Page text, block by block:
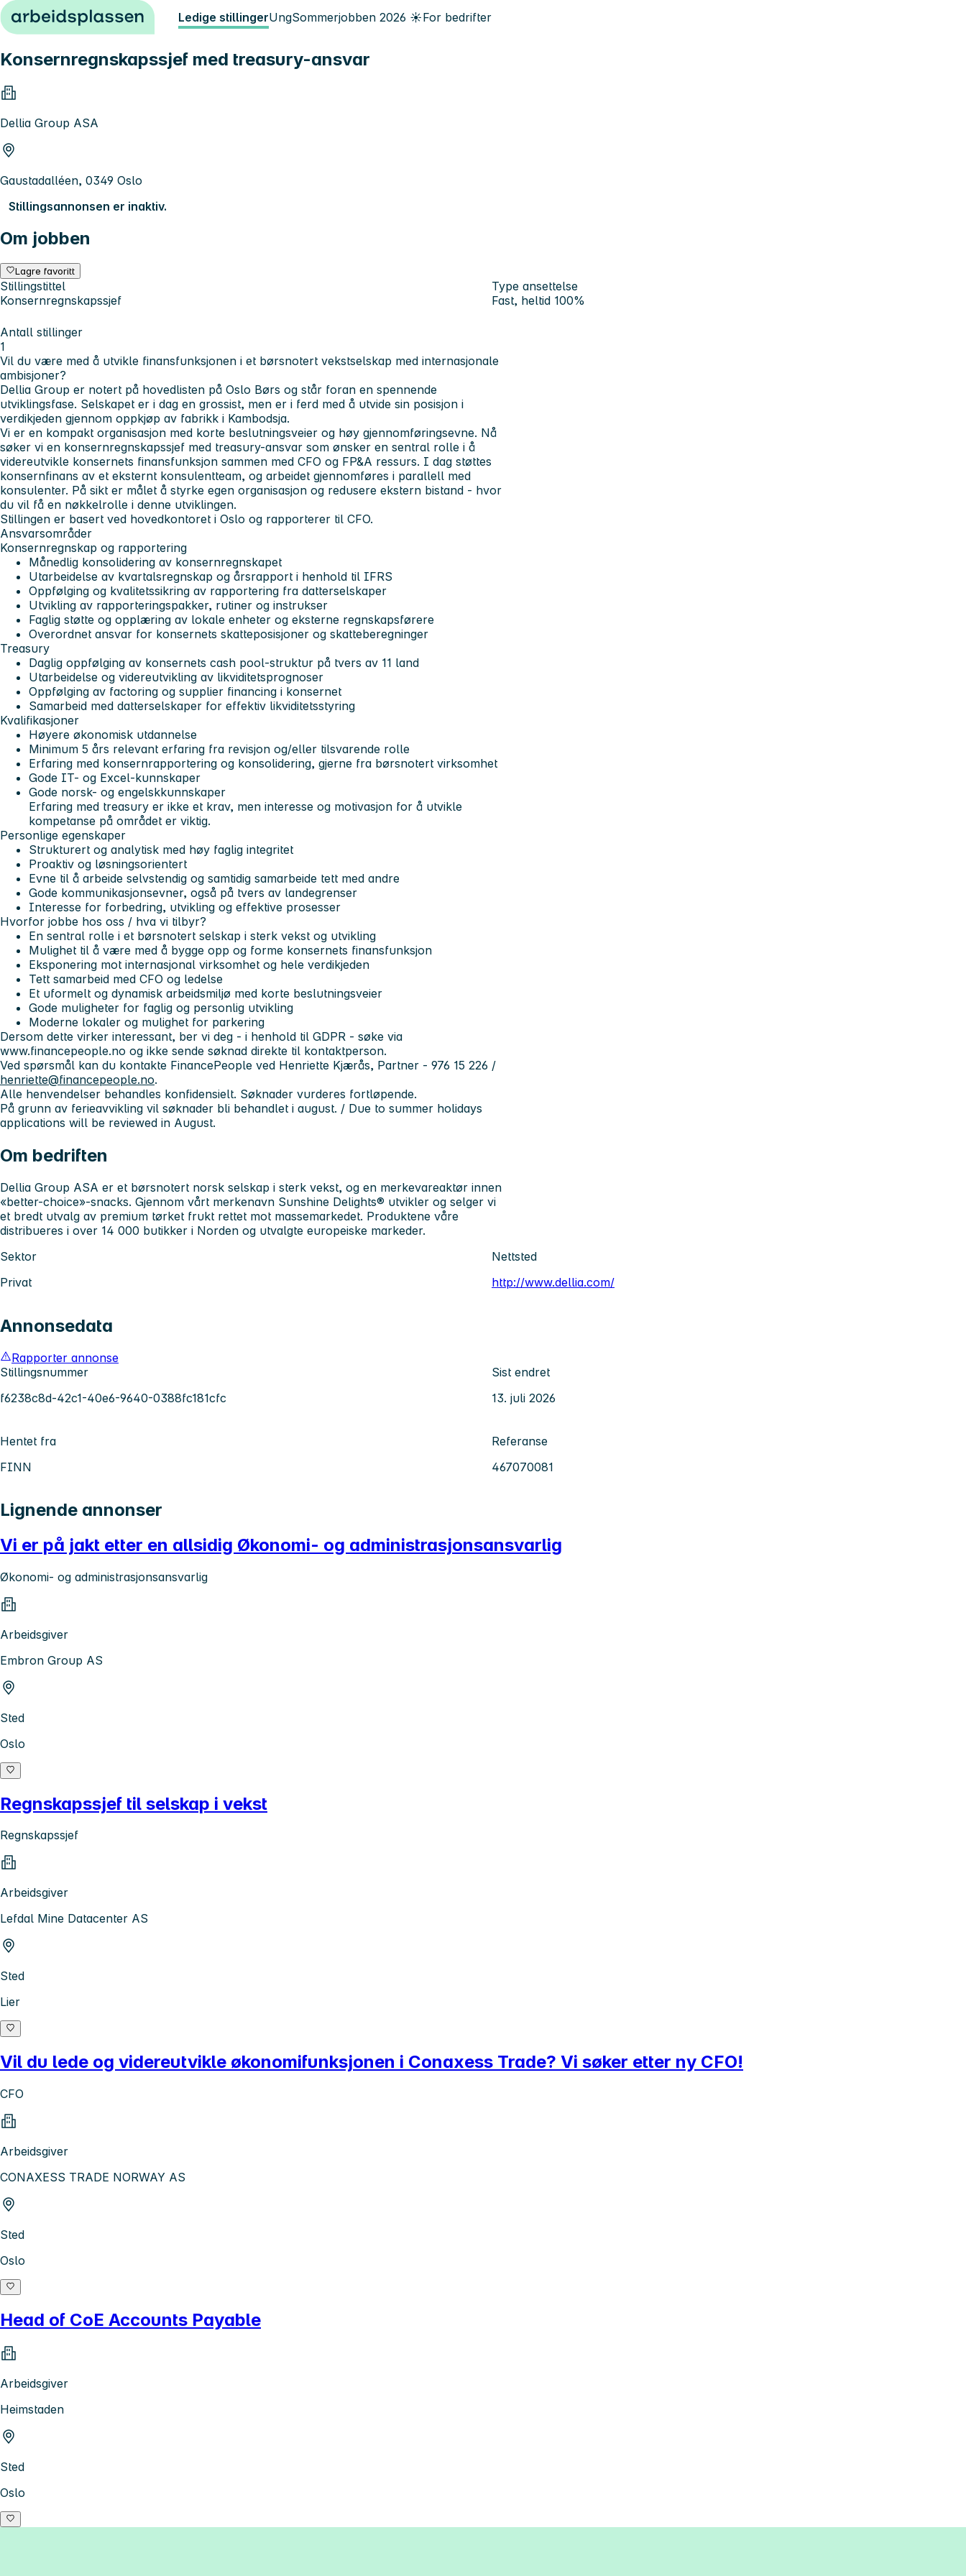
Hopp til innhold Ledige stillingerUngSommerjobben 2026 ☀️For bedrifter
Konsernregnskapssjef med treasury-ansvar
Dellia Group ASA
Gaustadalléen, 0349 Oslo
Stillingsannonsen er inaktiv.
Om jobben
Lagre favoritt
Stillingstittel
Konsernregnskapssjef
Type ansettelse
Fast, heltid 100%
Antall stillinger
1
Vil du være med å utvikle finansfunksjonen i et børsnotert vekstselskap med internasjonale
ambisjoner?
Dellia Group er notert på hovedlisten på Oslo Børs og står foran en spennende
utviklingsfase. Selskapet er i dag en grossist, men er i ferd med å utvide sin posisjon i
verdikjeden gjennom oppkjøp av fabrikk i Kambodsja.
Vi er en kompakt organisasjon med korte beslutningsveier og høy gjennomføringsevne. Nå
søker vi en konsernregnskapssjef med treasury-ansvar som ønsker en sentral rolle i å
videreutvikle konsernets finansfunksjon sammen med CFO og FP&A ressurs. I dag støttes
konsernfinans av et eksternt konsulentteam, og arbeidet gjennomføres i parallell med
konsulenter. På sikt er målet å styrke egen organisasjon og redusere ekstern bistand - hvor
du vil få en nøkkelrolle i denne utviklingen.
Stillingen er basert ved hovedkontoret i Oslo og rapporterer til CFO.
Ansvarsområder
Konsernregnskap og rapportering
Månedlig konsolidering av konsernregnskapet
Utarbeidelse av kvartalsregnskap og årsrapport i henhold til IFRS
Oppfølging og kvalitetssikring av rapportering fra datterselskaper
Utvikling av rapporteringspakker, rutiner og instrukser
Faglig støtte og opplæring av lokale enheter og eksterne regnskapsførere
Overordnet ansvar for konsernets skatteposisjoner og skatteberegninger
Treasury
Daglig oppfølging av konsernets cash pool-struktur på tvers av 11 land
Utarbeidelse og videreutvikling av likviditetsprognoser
Oppfølging av factoring og supplier financing i konsernet
Samarbeid med datterselskaper for effektiv likviditetsstyring
Kvalifikasjoner
Høyere økonomisk utdannelse
Minimum 5 års relevant erfaring fra revisjon og/eller tilsvarende rolle
Erfaring med konsernrapportering og konsolidering, gjerne fra børsnotert virksomhet
Gode IT- og Excel-kunnskaper
Gode norsk- og engelskkunnskaper
Erfaring med treasury er ikke et krav, men interesse og motivasjon for å utvikle
kompetanse på området er viktig.
Personlige egenskaper
Strukturert og analytisk med høy faglig integritet
Proaktiv og løsningsorientert
Evne til å arbeide selvstendig og samtidig samarbeide tett med andre
Gode kommunikasjonsevner, også på tvers av landegrenser
Interesse for forbedring, utvikling og effektive prosesser
Hvorfor jobbe hos oss / hva vi tilbyr?
En sentral rolle i et børsnotert selskap i sterk vekst og utvikling
Mulighet til å være med å bygge opp og forme konsernets finansfunksjon
Eksponering mot internasjonal virksomhet og hele verdikjeden
Tett samarbeid med CFO og ledelse
Et uformelt og dynamisk arbeidsmiljø med korte beslutningsveier
Gode muligheter for faglig og personlig utvikling
Moderne lokaler og mulighet for parkering
Dersom dette virker interessant, ber vi deg - i henhold til GDPR - søke via
www.financepeople.no og ikke sende søknad direkte til kontaktperson.
Ved spørsmål kan du kontakte FinancePeople ved Henriette Kjærås, Partner - 976 15 226 /
henriette@financepeople.no.
Alle henvendelser behandles konfidensielt. Søknader vurderes fortløpende.
På grunn av ferieavvikling vil søknader bli behandlet i august. / Due to summer holidays
applications will be reviewed in August.
Om bedriften
Dellia Group ASA er et børsnotert norsk selskap i sterk vekst, og en merkevareaktør innen
«better-choice»-snacks. Gjennom vårt merkenavn Sunshine Delights® utvikler og selger vi
et bredt utvalg av premium tørket frukt rettet mot massemarkedet. Produktene våre
distribueres i over 14 000 butikker i Norden og utvalgte europeiske markeder.
Sektor
Privat
Nettsted
http://www.dellia.com/
Annonsedata
Rapporter annonse
Stillingsnummer
f6238c8d-42c1-40e6-9640-0388fc181cfc
Sist endret
13. juli 2026
Hentet fra
FINN
Referanse
467070081
Lignende annonser
Vi er på jakt etter en allsidig Økonomi- og administrasjonsansvarlig
Økonomi- og administrasjonsansvarlig
Arbeidsgiver
Embron Group AS
Sted
Oslo
Regnskapssjef til selskap i vekst
Regnskapssjef
Arbeidsgiver
Lefdal Mine Datacenter AS
Sted
Lier
Vil du lede og videreutvikle økonomifunksjonen i Conaxess Trade? Vi søker etter ny CFO!
CFO
Arbeidsgiver
CONAXESS TRADE NORWAY AS
Sted
Oslo
Head of CoE Accounts Payable
Arbeidsgiver
Heimstaden
Sted
Oslo